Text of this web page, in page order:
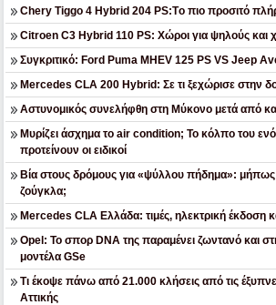
Chery Tiggo 4 Hybrid 204 PS:Tο πιο προσιτό
Citroen C3 Hybrid 110 PS: Χώροι για ψηλούς και
Συγκριτικό: Ford Puma MHEV 125 PS VS Jeep
Mercedes CLA 200 Hybrid: Σε τι ξεχώρισε στην
Αστυνομικός συνελήφθη στη Μύκονο μετά από
Μυρίζει άσχημα το air condition; Το κόλπο του
προτείνουν οι ειδικοί
Βία στους δρόμους για «ψύλλου πήδημα»: μήπως
ζούγκλα;
Mercedes CLA Ελλάδα: τιμές, ηλεκτρική έκδοση
Opel: Το σπορ DNA της παραμένει ζωντανό και
μοντέλα GSe
Τι έκοψε πάνω από 21.000 κλήσεις από τις
Αττικής